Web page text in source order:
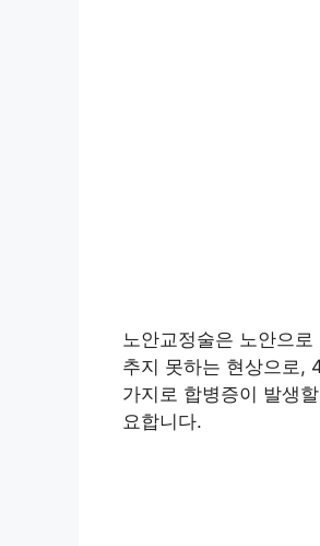
노안교정술은 노안으
추지 못하는 현상으로,
가지로 합병증이 발생
요합니다.